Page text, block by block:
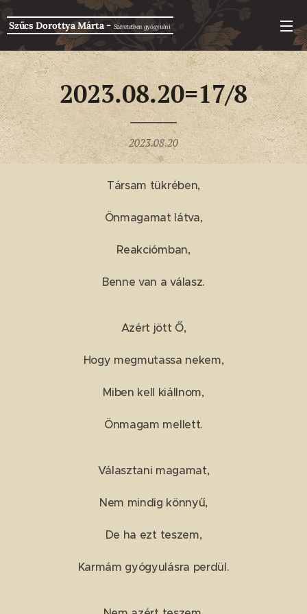
Szűcs Dorottya Márta-Szeretetben gyógyulni
2023.08.20=17/8
2023.08.20
Társam tükrében,
Önmagamat látva,
Reakciómban,
Benne van a válasz.
Azért jött Ő,
Hogy megmutassa nekem,
Miben kell kiállnom,
Önmagam mellett.
Választani magamat,
Nem mindig könnyű,
De ha ezt teszem,
Karmám gyógyulásra perdül.